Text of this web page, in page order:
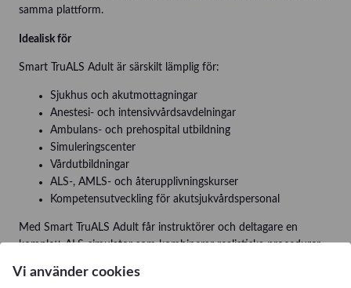
samma plattform.
Idealisk för
Smart TruALS Adult är särskilt lämplig för:
Sjukhus och akutmottagningar
Anestesi- och intensivvårdsavdelningar
Ambulans- och prehospital utbildning
Simuleringscenter
Vårdutbildningar
ALS-, AMLS- och återupplivningskurser
Kompetensutveckling för akutsjukvårdspersonal
Med Smart TruALS Adult får instruktörer och deltagare en
komplett ALS-simulator som kombinerar realistiska procedurer,
och samma lösning.
Vi använder cookies